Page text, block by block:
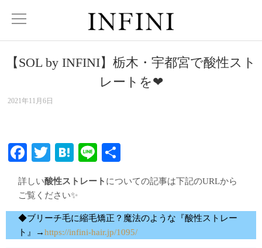
【SOL by INFINI】栃木・宇都宮で酸性スト
レートを❤︎
2021年11月6日
Facebook
TwitterHatena
Line
詳しい酸性ストレート についての記事は下記のURLから
ご覧ください✨
◆ブリーチ毛に縮毛矯正？魔法のような『酸性ストレー
ト』→https://infini-hair.jp/1095/